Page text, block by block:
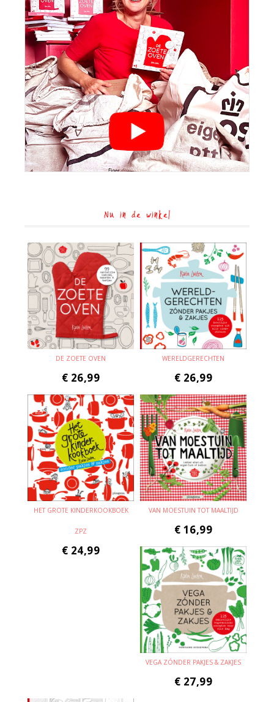
Nu in de winkel
DE ZOETE OVEN
€ 26,99
WERELDGERECHTEN
€ 26,99
HET GROTE KINDERKOOKBOEK
ZPZ
€ 24,99
VAN MOESTUIN TOT MAALTIJD
€ 16,99
VEGA ZÓNDER PAKJES & ZAKJES
€ 27,99